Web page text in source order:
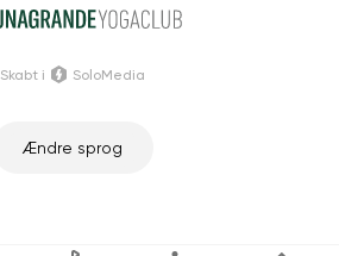
Ændre sprog
Skabt i SoloMedia